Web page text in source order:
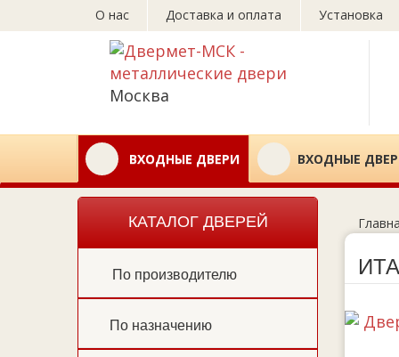
О нас Доставка и оплата Установка
Москва
ВХОДНЫЕ ДВЕРИ ВХОДНЫЕ
КАТАЛОГ ДВЕРЕЙ
По производителю
По назначению